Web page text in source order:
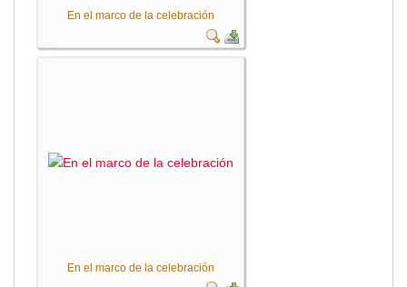
En el marco de la celebración
En el marco de la celebración